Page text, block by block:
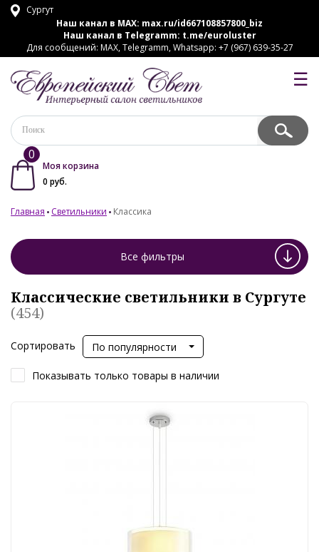
Сургут
Наш канал в MAX: max.ru/id667108857800_biz
Наш канал в Telegramm: t.me/euroluster
Для сообщений: MAX, Telegramm, Whatsapp: +7 (967) 639-35-27
☰
0
Моя корзина
0 руб.
Главная Светильники Классика
Все фильтры
Классические светильники в Сургуте
(454)
Сортировать По популярности
Показывать только товары в наличии